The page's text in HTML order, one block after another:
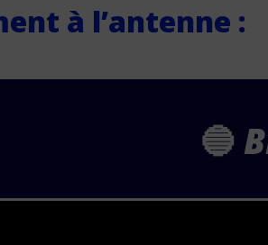
à l’antenne :
🔵